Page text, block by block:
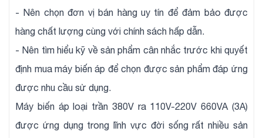
- Nên chọn đơn vị bán hàng uy tín để đảm bảo được
hàng chất lượng cùng với chính sách hấp dẫn.
- Nên tìm hiểu kỹ về sản phẩm cân nhắc trước khi quyết
định mua máy biến áp để chọn được sản phẩm đáp ứng
được nhu cầu sử dụng.
Máy biến áp loại trần 380V ra 110V-220V 660VA (3A)
được ứng dụng trong lĩnh vực đời sống rất nhiều sản